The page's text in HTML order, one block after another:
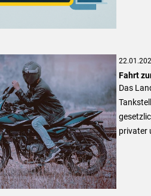
Fahrt
Das
privater